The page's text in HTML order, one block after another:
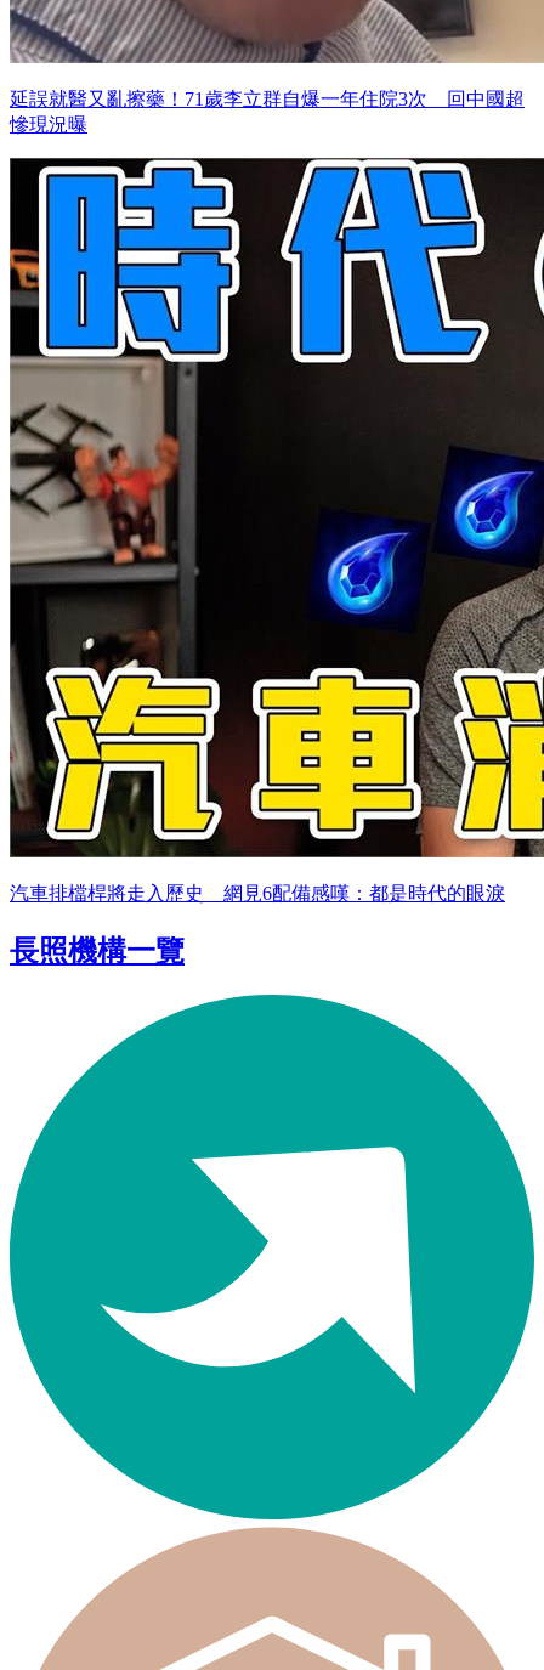
延誤就醫又亂擦藥！71歲李立群自爆一年住院3次 回中國超
慘現況曝
汽車排檔桿將走入歷史 網見6配備感嘆：都是時代的眼淚
長照機構一覽